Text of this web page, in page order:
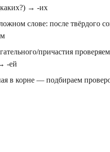
→ -их
слове: после твёрдого
причастия
-ей
в корне — подбираем